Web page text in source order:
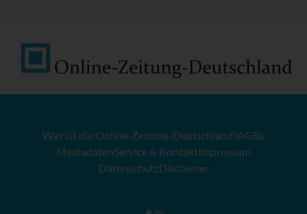
Was ist die Online-Zeitung-Deutschland?AGBs
MediadatenService & KontaktImpressum
DatenschutzDisclaimer